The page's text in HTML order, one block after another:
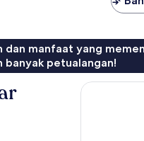
dan manfaat yang
banyak petualangan!